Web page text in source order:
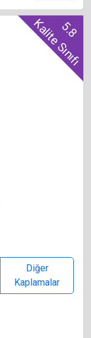
5.8
Kalite Sınıfı
Diğer
Kaplamalar